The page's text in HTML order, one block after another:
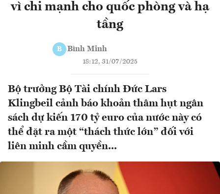
vì chi mạnh cho quốc phòng và hạ
tầng
B Bình Minh
18:12, 31/07/2025
Bộ trưởng Bộ Tài chính Đức Lars
Klingbeil cảnh báo khoản thâm hụt ngân
sách dự kiến 170 tỷ euro của nước này có
thể đặt ra một “thách thức lớn” đối với
liên minh cầm quyền...